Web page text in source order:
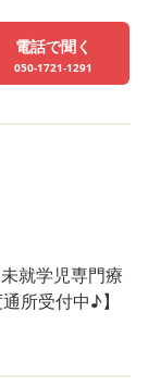
して、季節感に親
今回は破れない
イを使ってさら
児童発達支
営業🙌 大阪府大
目8-3 06-6777-
電話で聞く
050-1721-1291